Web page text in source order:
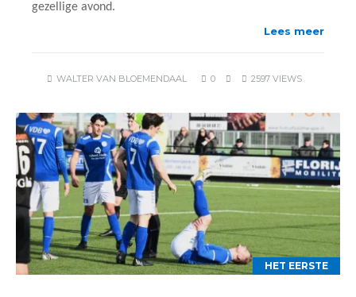
gezellige avond.
Lees meer
WALTER VAN BLOEMENDAAL 0 2597 VIEWS
HET EERSTE